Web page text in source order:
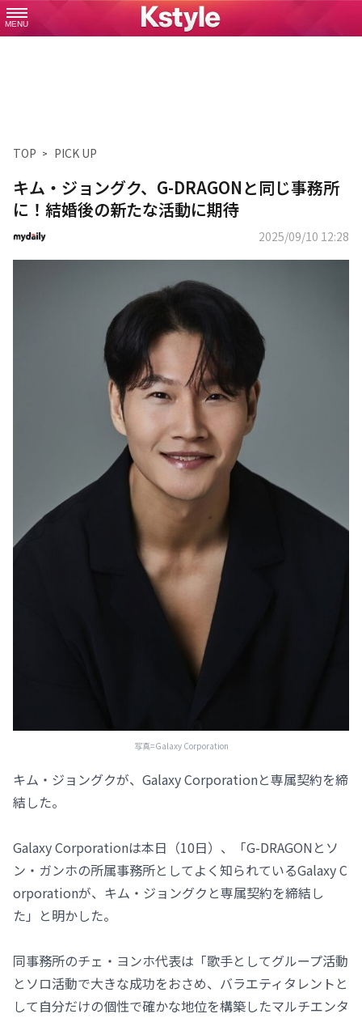
MENU
TOP PICK UP
キム・ジョングク、G-DRAGONと同じ事務所
に！結婚後の新たな活動に期待
2025/09/10 12:28
写真=Galaxy Corporation
キム・ジョングクが、Galaxy Corporationと専属契約を締
結した。
Galaxy Corporationは本日（10日）、「G-DRAGONとソ
ン・ガンホの所属事務所としてよく知られているGalaxy C
orporationが、キム・ジョングクと専属契約を締結し
た」と明かした。
同事務所のチェ・ヨンホ代表は「歌手としてグループ活動
とソロ活動で大きな成功をおさめ、バラエティタレントと
して自分だけの個性で確かな地位を構築したマルチエンタ